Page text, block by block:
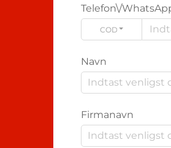
Telefon\/
CODE
Navn
Firmanavn